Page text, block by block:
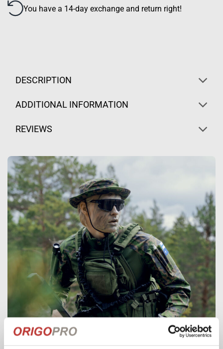
You have a 14-day exchange and return right!
DESCRIPTION
ADDITIONAL INFORMATION
REVIEWS